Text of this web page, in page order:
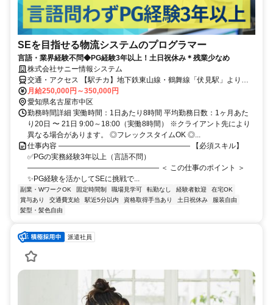
SEを目指せる物流システムのプログラマー
言語・業界経験不問◆PG経験3年以上！土日祝休み＊残業少なめ
株式会社サニー情報システム
交通・アクセス 【駅チカ】地下鉄東山線・鶴舞線「伏見駅」より徒
歩約5分
月給250,000円～350,000円
愛知県名古屋市中区
勤務時間詳細 実働時間：1日あたり8時間 平均勤務日数：1ヶ月あた
り20日 〜 21日 9:00～18:00（実働8時間） ※クライアント先により
異なる場合があります。 ◎フレックスタイムOK ◎...
仕事内容 ―――――――――――――――――― 【必須スキル】
✅PGの実務経験3年以上（言語不問）
―――――――――――――――――― ＜ この仕事のポイント ＞
✨PG経験を活かしてSEに挑戦で...
副業・WワークOK 固定時間制 職場見学可 転勤なし 経験者歓迎
在宅OK
賞与あり
交通費支給 駅近5分以内 資格取得手当あり 土日祝休み
服装自由
髪型・髪色自由
派遣社員